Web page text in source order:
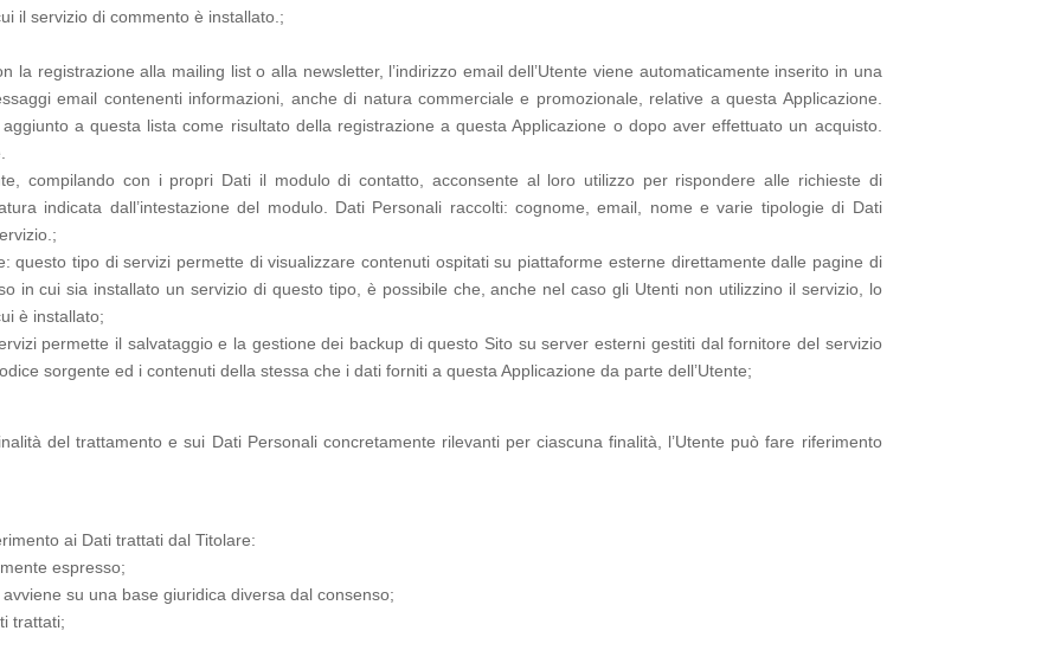
il servizio di commento è installato.;
la registrazione alla mailing list o alla newsletter, l’indirizzo email dell’Utente viene automaticamente inserito in una
email contenenti informazioni, anche di natura commerciale e promozionale, relative a questa Applicazione.
a questa lista come risultato della registrazione a questa Applicazione o dopo aver effettuato un acquisto.
compilando con i propri Dati il modulo di contatto, acconsente al loro utilizzo per rispondere alle richieste di
indicata dall’intestazione del modulo. Dati Personali raccolti: cognome, email, nome e varie tipologie di Dati
questo tipo di servizi permette di visualizzare contenuti ospitati su piattaforme esterne direttamente dalle pagine di
in cui sia installato un servizio di questo tipo, è possibile che, anche nel caso gli Utenti non utilizzino il servizio, lo
è installato;
permette il salvataggio e la gestione dei backup di questo Sito su server esterni gestiti dal fornitore del servizio
sorgente ed i contenuti della stessa che i dati forniti a questa Applicazione da parte dell’Utente;
del trattamento e sui Dati Personali concretamente rilevanti per ciascuna finalità, l’Utente può fare riferimento
ai Dati trattati dal Titolare:
espresso;
su una base giuridica diversa dal consenso;
trattati;